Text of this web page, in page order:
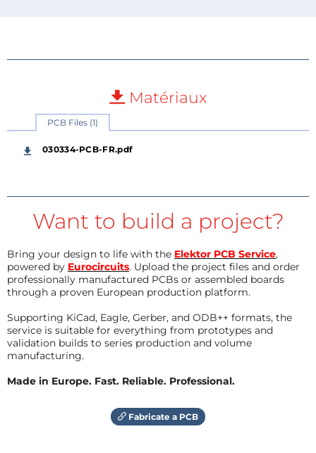
Matériaux
PCB Files (1)
030334-PCB-FR.pdf
Want to build a project?
Bring your design to life with the Elektor PCB Service,
powered by Eurocircuits. Upload the project files and order
professionally manufactured PCBs or assembled boards
through a proven European production platform.
Supporting KiCad, Eagle, Gerber, and ODB++ formats, the
service is suitable for everything from prototypes and
validation builds to series production and volume
manufacturing.
Made in Europe. Fast. Reliable. Professional.
Fabricate a PCB